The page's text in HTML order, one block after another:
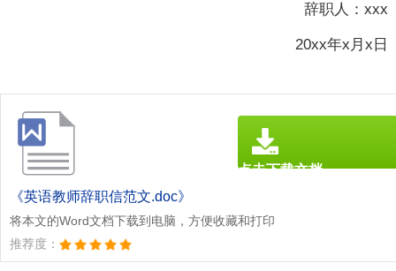
辞职人：xxx
20xx年x月x日
《英语教师辞职信范文.doc》
将本文的Word文档下载到电脑，方便收藏和打印
推荐度：
点击下载文档